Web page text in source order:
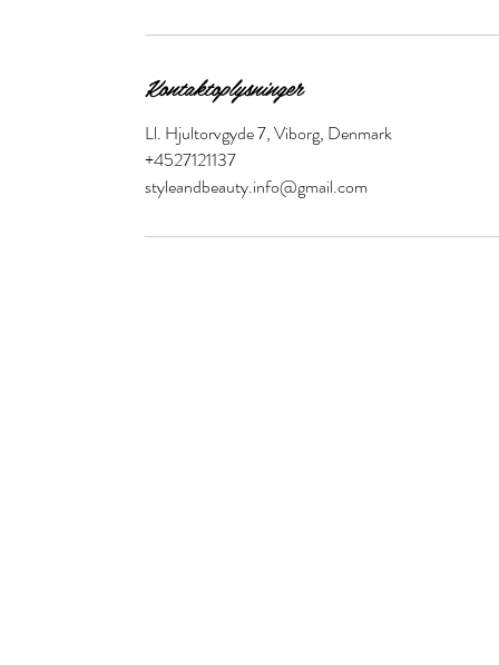
Kontaktoplysninger
Ll. Hjultorvgyde 7, Viborg, Denmark
+4527121137
styleandbeauty.info@gmail.com